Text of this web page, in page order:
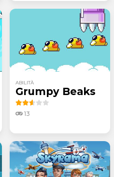
ABILITÀ
Grumpy Beaks
13